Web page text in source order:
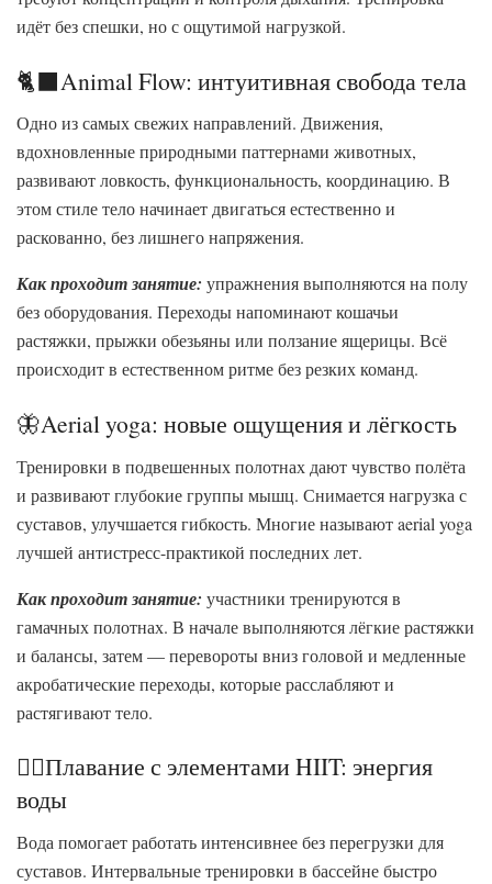
идёт без спешки, но с ощутимой нагрузкой.
🐈‍⬛Animal Flow: интуитивная свобода тела
Одно из самых свежих направлений. Движения,
вдохновленные природными паттернами животных,
развивают ловкость, функциональность, координацию. В
этом стиле тело начинает двигаться естественно и
раскованно, без лишнего напряжения.
Как проходит занятие: упражнения выполняются на полу
без оборудования. Переходы напоминают кошачьи
растяжки, прыжки обезьяны или ползание ящерицы. Всё
происходит в естественном ритме без резких команд.
🦋Aerial yoga: новые ощущения и лёгкость
Тренировки в подвешенных полотнах дают чувство полёта
и развивают глубокие группы мышц. Снимается нагрузка с
суставов, улучшается гибкость. Многие называют aerial yoga
лучшей антистресс-практикой последних лет.
Как проходит занятие: участники тренируются в
гамачных полотнах. В начале выполняются лёгкие растяжки
и балансы, затем — перевороты вниз головой и медленные
акробатические переходы, которые расслабляют и
растягивают тело.
🏊‍♀️Плавание с элементами HIIT: энергия
воды
Вода помогает работать интенсивнее без перегрузки для
суставов. Интервальные тренировки в бассейне быстро